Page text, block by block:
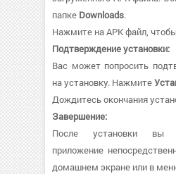
папке Downloads.
Нажмите на APK файл,
Подтверждение установки:
Вас может попросить
на установку. Нажмите
Дождитесь окончания
Завершение:
После установки вы
приложение
домашнем экране или в